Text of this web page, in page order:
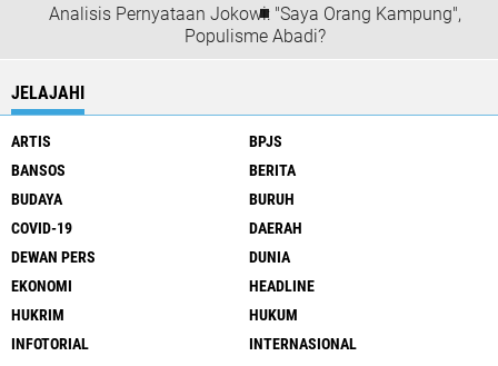
Analisis Pernyataan Jokowi: "Saya Orang Kampung",
Populisme Abadi?
JELAJAHI
ARTIS
BPJS
BANSOS
BERITA
BUDAYA
BURUH
COVID-19
DAERAH
DEWAN PERS
DUNIA
EKONOMI
HEADLINE
HUKRIM
HUKUM
INFOTORIAL
INTERNASIONAL